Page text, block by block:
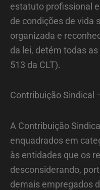
estatuto profissional
de condições de vida
organizada e
da lei, detém todas
513 da CLT).
Contribuição Sindical
A Contribuição
enquadrados em
às entidades que os
desconsiderando,
demais empregados